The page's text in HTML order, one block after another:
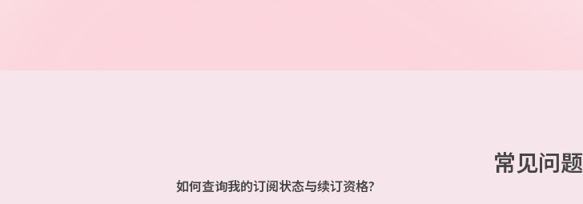
常见问题
如何查询我的订阅状态与续订资格?